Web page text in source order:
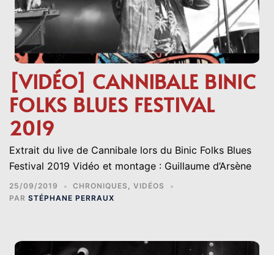
[VIDÉO] CANNIBALE BINIC
FOLKS BLUES FESTIVAL
2019
Extrait du live de Cannibale lors du Binic Folks Blues
Festival 2019 Vidéo et montage : Guillaume d’Arsène
25/09/2019 CHRONIQUES , VIDÉOS
PAR STÉPHANE PERRAUX